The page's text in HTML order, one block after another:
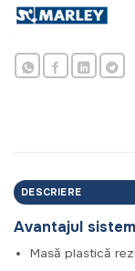
DESCRIERE
Avantajul
Masă plastică